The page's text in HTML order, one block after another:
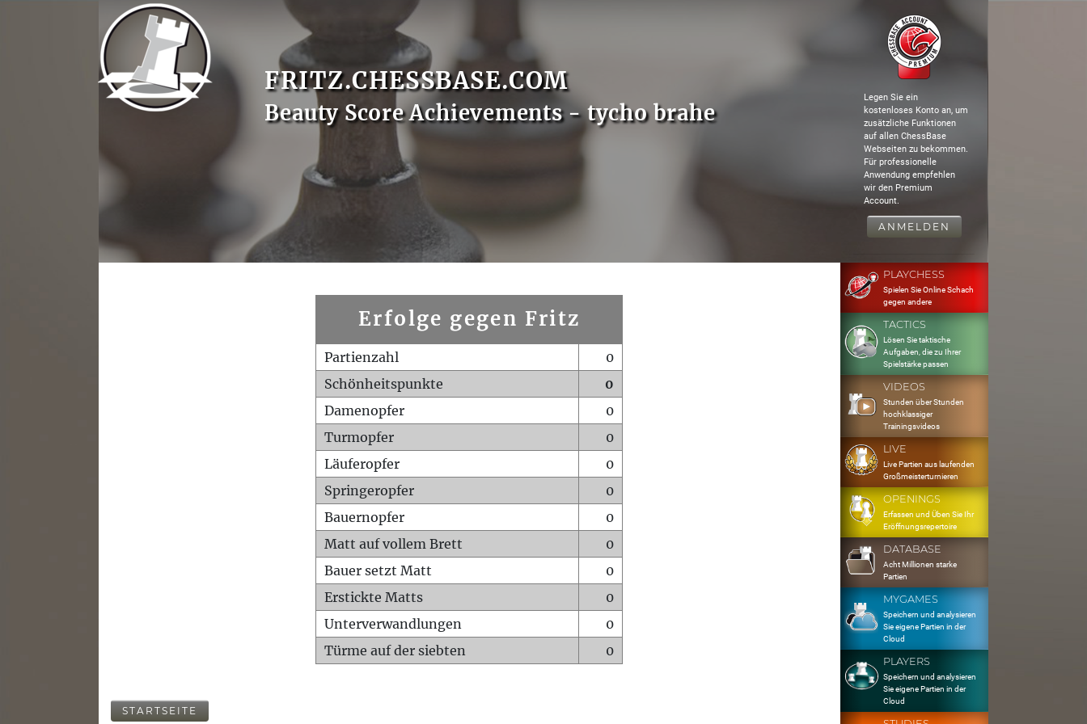
FRITZ.CHESSBASE.COM
Beauty Score Achievements - tycho brahe
Legen Sie ein
kostenloses Konto an, um
zusätzliche Funktionen
auf allen ChessBase
Webseiten zu bekommen.
Für professionelle
Anwendung empfehlen
wir den Premium
Account.
ANMELDEN
Erfolge gegen Fritz
Partienzahl
0
Schönheitspunkte
0
Damenopfer
0
Turmopfer
0
Läuferopfer
0
Springeropfer
0
Bauernopfer
0
Matt auf vollem Brett
0
Bauer setzt Matt
0
Erstickte Matts
0
Unterverwandlungen
0
Türme auf der siebten
0
STARTSEITE
PLAYCHESS
Spielen Sie Online Schach
gegen andere
TACTICS
Lösen Sie taktische
Aufgaben, die zu Ihrer
Spielstärke passen
VIDEOS
Stunden über Stunden
hochklassiger
Trainingsvideos
LIVE
Live Partien aus laufenden
Großmeisterturnieren
OPENINGS
Erfassen und Üben Sie Ihr
Eröffnungsrepertoire
DATABASE
Acht Millionen starke
Partien
MYGAMES
Speichern und analysieren
Sie eigene Partien in der
Cloud
PLAYERS
Speichern und analysieren
Sie eigene Partien in der
Cloud